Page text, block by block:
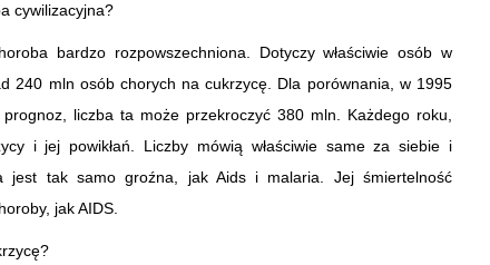
cywilizacyjna?
bardzo rozpowszechniona. Dotyczy właściwie osób w
240 mln osób chorych na cukrzycę. Dla porównania, w 1995
liczba ta może przekroczyć 380 mln. Każdego roku,
i jej powikłań. Liczby mówią właściwie same za siebie i
jest tak samo groźna, jak Aids i malaria. Jej śmiertelność
jak AIDS.